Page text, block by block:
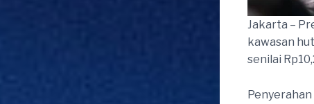
Jakarta –
kawasan
senilai